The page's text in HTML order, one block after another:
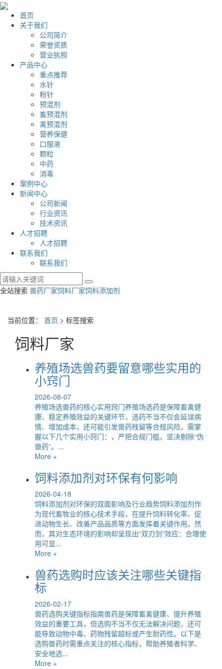
首页
关于我们
公司简介
荣誉资质
营业执照
产品中心
重点推荐
水针
粉针
预混剂
畜预混剂
禽预混剂
营养保健
口服液
颗粒
中药
消毒
案例中心
新闻中心
公司新闻
行业资讯
技术资讯
人才招聘
人才招聘
联系我们
联系我们
全站搜索 兽药厂家饲料厂家饲料添加剂
当前位置： 首页 > 标签搜索
饲料厂家
养殖场选兽药要留意哪些实用的
小窍门
2026-08-07
养殖场选兽药的核心实用窍门养殖场选药是保障畜禽健
康、稳定养殖效益的关键环节，选药不当不仅会延误病
情、增加成本，还可能引发兽药残留等合规风险，需掌
握以下几个实用小窍门：，严把合规门槛，坚决剔除“伪
兽药”。...
More +
饲料添加剂对环保有何影响
2026-04-18
饲料添加剂对环保的双面影响及行业趋势饲料添加剂作
为现代畜牧业的核心技术手段，在提升饲料转化率、促
进动物生长、改善产品品质等方面发挥着关键作用。然
而，其对生态环境的影响却呈现出“双刃剑”效应：合理使
用可显...
More +
兽药选购时应该关注哪些关键指
标
2026-02-17
兽药选购关键指标指南兽药是保障畜禽健康、提升养殖
效益的重要工具，但选购不当不仅无法解决问题，还可
能导致动物中毒、药物残留超标或产生耐药性。以下是
选购兽药时需重点关注的核心指标，帮助养殖者科学、
安全地选...
More +